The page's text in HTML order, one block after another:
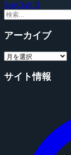
StarCraft II
アーカイブ
サイト情報